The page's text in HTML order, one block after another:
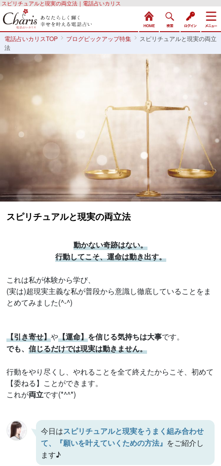
スピリチュアルと現実の両立法｜電話占いカリス
電話占いカリスTOP ブログピックアップ特集
スピリチュアルと現実の両立
法
スピリチュアルと現実の両立法
動かない奇跡はない。
行動してこそ、運命は動き出す。
これは私が体験から学び、
(実は)超現実主義な私が普段から意識し徹底していることをま
とめてみました(^-^)
【引き寄せ】や【運命】を信じる気持ちは大事です。
でも、信じるだけでは現実は動きません。
行動をやり尽くし、やれることを全て終えたからこそ、初めて
【委ねる】ことができます。
これが両立です(*^^*)
今日はスピリチュアルと現実をうまく組み合わせ
て、『願いを叶えていくための方法』 をご紹介し
ます♪